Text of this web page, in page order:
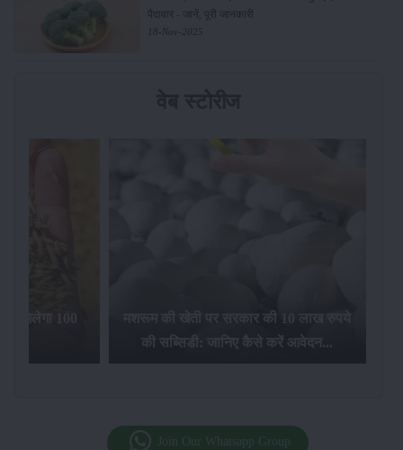
पैदावार - जानें, पूरी जानकारी
18-Nov-2025
100
मशरूम की खेती पर सरकार की 10 लाख रुपये
की सब्सिडी: जानिए कैसे करें आवेदन...
Join Our Whatsapp Group